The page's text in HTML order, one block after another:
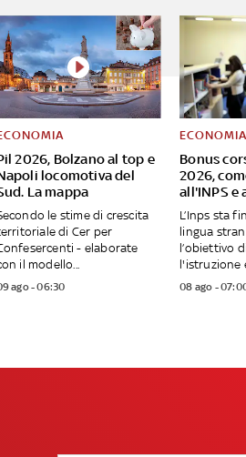
2026, Bolzano al top e
locomotiva del
La mappa
le stime di crescita
di Cer per
- elaborate
il modello...
ago - 06:30
Bonus
2026,
all'INPS e
ECONOMIA
L’Inps sta
lingua
l’obiettivo
l'istruzione
08 ago -